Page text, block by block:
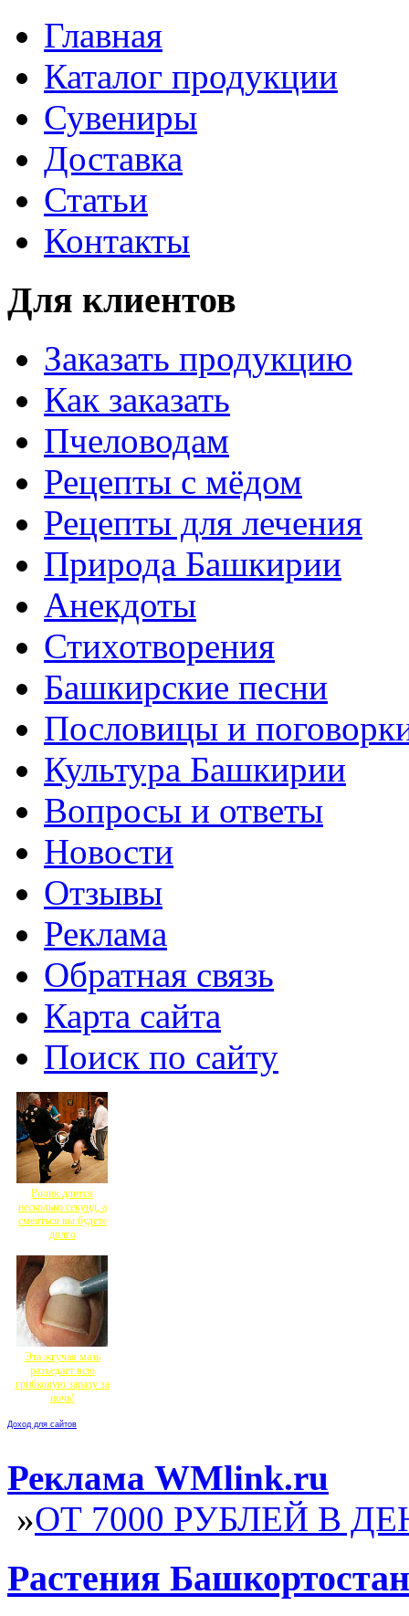
Главная
Каталог продукции
Сувениры
Доставка
Статьи
Контакты
Для клиентов
Заказать продукцию
Как заказать
Пчеловодам
Рецепты с мёдом
Рецепты для лечения
Природа Башкирии
Анекдоты
Стихотворения
Башкирские песни
Пословицы и
Культура Башкирии
Вопросы и ответы
Новости
Отзывы
Реклама
Обратная связь
Карта сайта
Поиск по сайту
Ролик длится
несколько секунд, а
смеяться вы будете
долго
Эта жгучая мазь
разъедает всю
грибковую заразу за
ночь!
Доход для сайтов
Реклама WMlink.ru
»ОТ 7000 РУБЛЕЙ В
Растения